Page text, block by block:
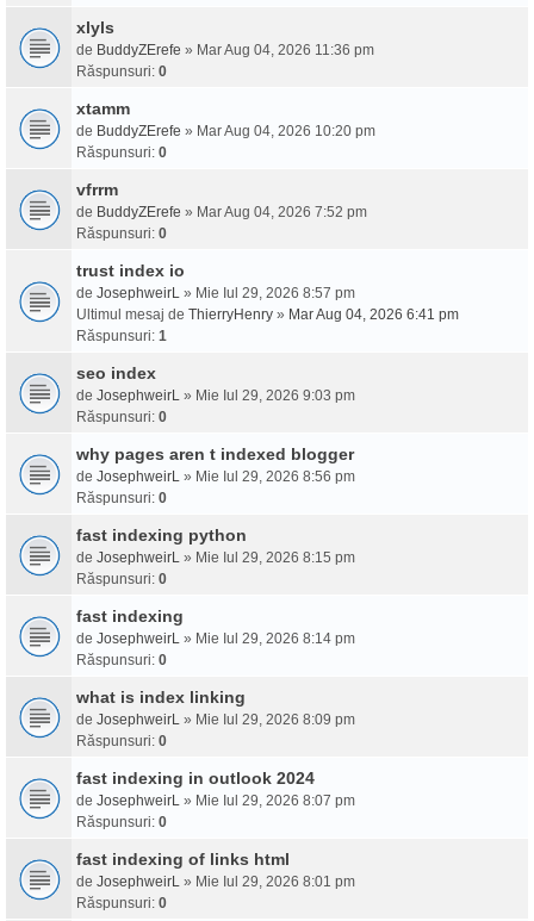
xlyls
de BuddyZErefe » Mar Aug 04, 2026 11:36 pm
Răspunsuri: 0
xtamm
de BuddyZErefe » Mar Aug 04, 2026 10:20 pm
Răspunsuri: 0
vfrrm
de BuddyZErefe » Mar Aug 04, 2026 7:52 pm
Răspunsuri: 0
trust index io
de JosephweirL » Mie Iul 29, 2026 8:57 pm
Ultimul mesaj de ThierryHenry » Mar Aug 04, 2026 6:41 pm
Răspunsuri: 1
seo index
de JosephweirL » Mie Iul 29, 2026 9:03 pm
Răspunsuri: 0
why pages aren t indexed blogger
de JosephweirL » Mie Iul 29, 2026 8:56 pm
Răspunsuri: 0
fast indexing python
de JosephweirL » Mie Iul 29, 2026 8:15 pm
Răspunsuri: 0
fast indexing
de JosephweirL » Mie Iul 29, 2026 8:14 pm
Răspunsuri: 0
what is index linking
de JosephweirL » Mie Iul 29, 2026 8:09 pm
Răspunsuri: 0
fast indexing in outlook 2024
de JosephweirL » Mie Iul 29, 2026 8:07 pm
Răspunsuri: 0
fast indexing of links html
de JosephweirL » Mie Iul 29, 2026 8:01 pm
Răspunsuri: 0